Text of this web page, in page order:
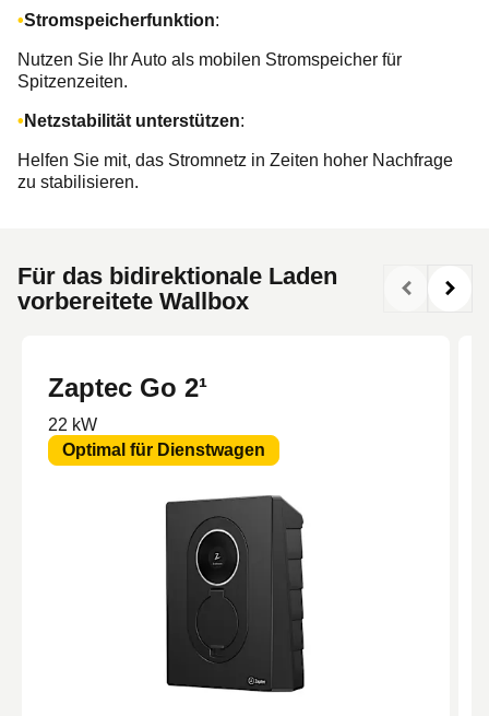
Stromspeicherfunktion:
Nutzen Sie Ihr Auto als mobilen Stromspeicher für
Spitzenzeiten.
Netzstabilität unterstützen:
Helfen Sie mit, das Stromnetz in Zeiten hoher Nachfrage
zu stabilisieren.
Für das bidirektionale Laden
vorbereitete Wallbox
Zaptec Go 2¹
22 kW
Optimal für Dienstwagen